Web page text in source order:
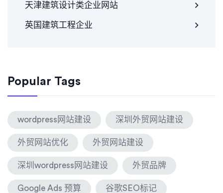
天津建筑设计类企业网站
英国建筑工程企业
Popular Tags
wordpress网站建设 深圳外贸网站建设
外贸网站优化 外贸网站建设
深圳wordpress网站建设 外贸品牌
Google Ads 预算 谷歌SEO标记